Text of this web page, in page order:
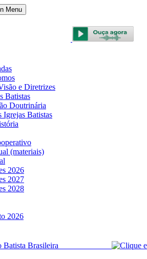
Menu
e Diretrizes
Batistas
Doutrinária
Igrejas Batistas
(materiais)
2026
2027
2028
2026